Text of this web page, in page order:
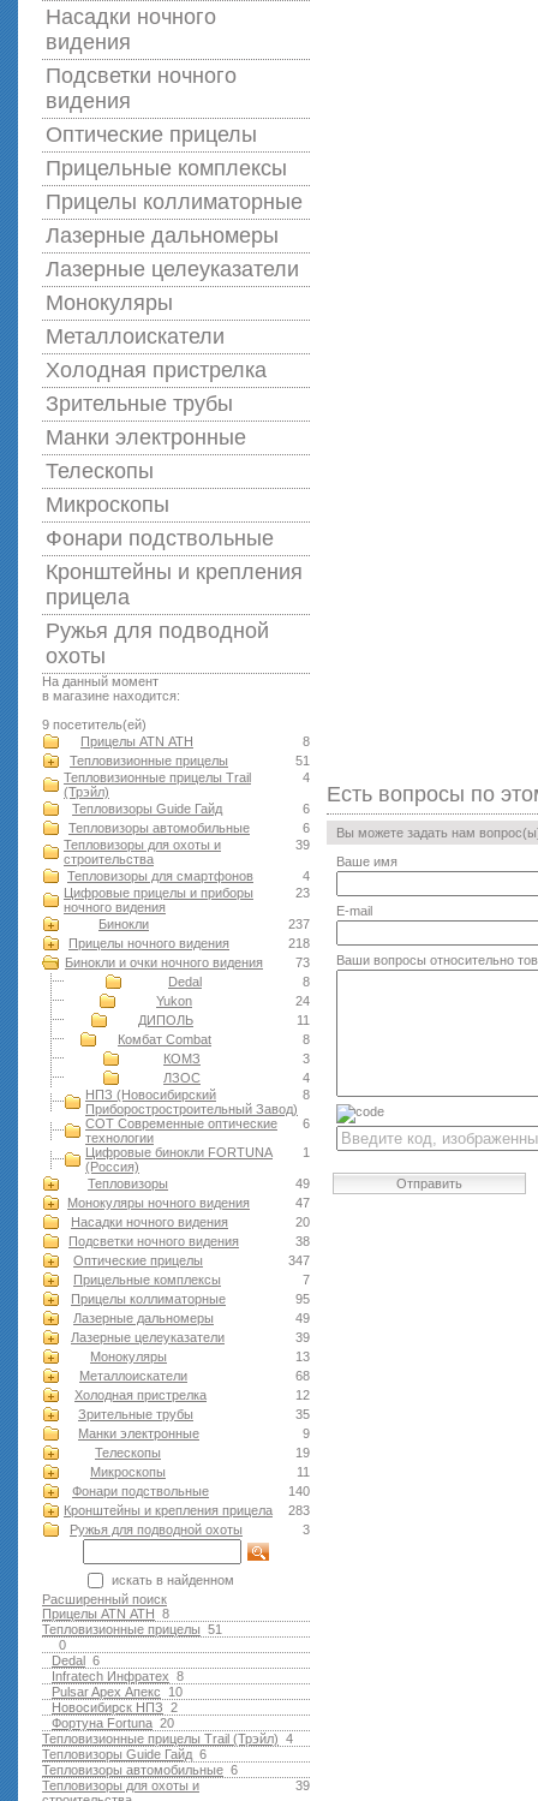
Насадки ночного
видения
Подсветки ночного
видения
Оптические прицелы
Прицельные комплексы
Прицелы коллиматорные
Лазерные дальномеры
Лазерные целеуказатели
Монокуляры
Металлоискатели
Холодная пристрелка
Зрительные трубы
Манки электронные
Телескопы
Микроскопы
Фонари подствольные
Кронштейны и крепления
прицела
Ружья для подводной
оxоты
На данный момент
в магазине находится:
9 посетитель(ей)
8
Прицелы ATN АТН
51
Тепловизионные прицелы
4
Тепловизионные прицелы Trail
(Трэйл)
6
Тепловизоры Guide Гайд
6
Тепловизоры автомобильные
39
Тепловизоры для охоты и
строительства
4
Тепловизоры для смартфонов
23
Цифровые прицелы и приборы
ночного видения
237
Бинокли
218
Прицелы ночного видения
73
Бинокли и очки ночного видения
8
Dedal
24
Yukon
11
ДИПОЛЬ
8
Комбат Combat
3
КОМЗ
4
ЛЗОС
8
НПЗ (Новосибирский
Приборостростроительный Завод)
6
СОТ Современные оптические
технологии
1
Цифровые бинокли FORTUNA
(Россия)
49
Тепловизоры
47
Монокуляры ночного видения
20
Насадки ночного видения
38
Подсветки ночного видения
347
Оптические прицелы
7
Прицельные комплексы
95
Прицелы коллиматорные
49
Лазерные дальномеры
39
Лазерные целеуказатели
13
Монокуляры
68
Металлоискатели
12
Холодная пристрелка
35
Зрительные трубы
9
Манки электронные
19
Телескопы
11
Микроскопы
140
Фонари подствольные
283
Кронштейны и крепления прицела
3
Ружья для подводной оxоты
искать в найденном
Расширенный поиск
8
Прицелы ATN АТН
51
Тепловизионные прицелы
0
6
Dedal
8
Infratech Инфратех
10
Pulsar Apex Апекс
2
Новосибирск НПЗ
20
Фортуна Fortuna
4
Тепловизионные прицелы Trail (Трэйл)
6
Тепловизоры Guide Гайд
6
Тепловизоры автомобильные
39
Тепловизоры для охоты и
Есть вопросы по
Вы можете задать нам
Ваше имя
E-mail
Ваши вопросы относительно
Отправить